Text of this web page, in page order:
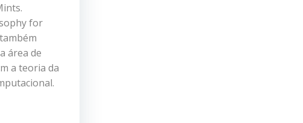
for
área de
a teoria da